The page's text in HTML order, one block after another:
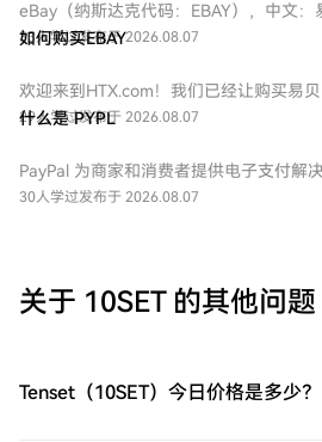
eBay（纳斯达克代码：EBAY），中文：
贝，eBay是全球领先的电子商务巨头，成
拍卖和零售购物的先驱，它连接全球数亿
家和卖家。公司业务涵盖C2C和B2C领域
美国股票市场中极具代表性的互联网平台
33人学过发布于 2026.08.07
如何购买EBAY
欢迎来到HTX.com！我们已经让购买易贝
（EBAY）变得简单而便捷。跟随我们的逐
步：创建您的HTX账户使用您的电子邮件
手机号码注册一个免费账户在HTX上。体
买：使用您HTX账户余额中的资金进行无
易。HTX场外交易台（OTC）购买：为大
29人学过发布于 2026.08.07
什么是 PYPL
PayPal 为商家和消费者提供电子支付解
案，重点关注在线交易。到2025年底，该
30人学过发布于 2026.08.07
关于 10SET 的其他问题
Tenset（10SET）今日价格是多少？